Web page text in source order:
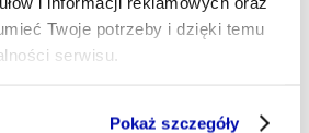
Twoje potrzeby i dzięki temu
serwisu.
Pokaż szczegóły
RBP. Transakcja jest
to niemieckie firmy
Władze Olavionu chcą